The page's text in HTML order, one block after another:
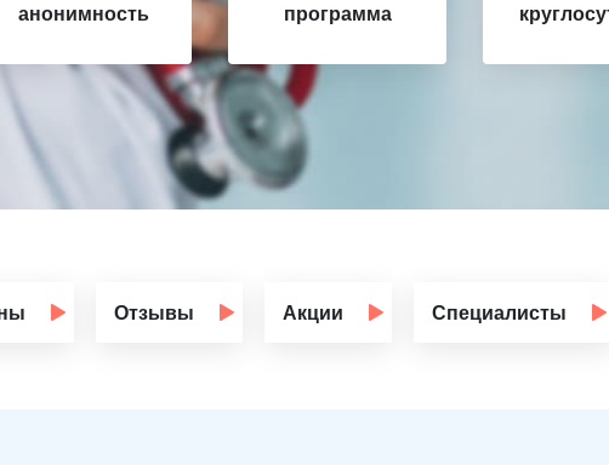
анонимность
программа
Отзывы Акции Специалисты